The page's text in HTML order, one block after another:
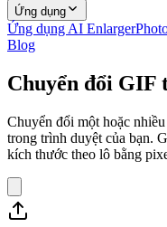
Ứng dụng
Ứng dụng AI Enlarger
Blog
Chuyển đổi GIF
Chuyển đổi một hoặc
trong trình duyệt của bạn.
kích thước theo lô bằng